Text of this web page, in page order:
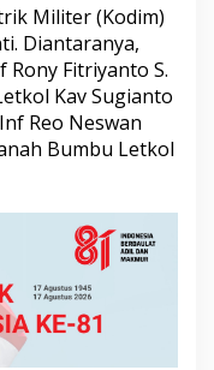
Militer (Kodim)
Diantaranya,
Fitriyanto S.
Kav Sugianto
Reo Neswan
Bumbu Letkol